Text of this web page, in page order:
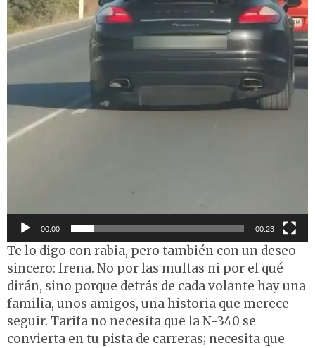
00:00 00:23
Te lo digo con rabia, pero también con un deseo
sincero: frena. No por las multas ni por el qué
dirán, sino porque detrás de cada volante hay una
familia, unos amigos, una historia que merece
seguir. Tarifa no necesita que la N-340 se
convierta en tu pista de carreras; necesita que